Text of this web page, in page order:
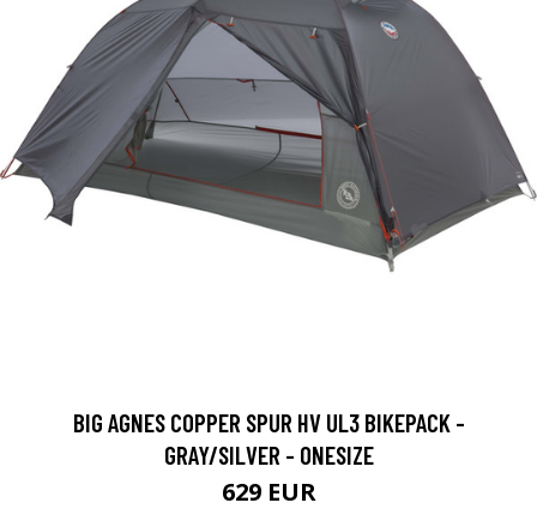
BIG AGNES COPPER SPUR HV UL3 BIKEPACK -
GRAY/SILVER - ONESIZE
629 EUR